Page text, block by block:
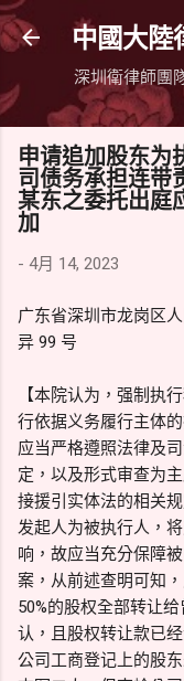
中國大陸
深圳衛律師團
申请追加股东为
司债务承担连带
某东之委托出庭
加
- 4月 14, 2023
广东省深圳市龙岗区
异 99 号
【本院认为，强制执
行依据义务履行主体
应当严格遵照法律及
定，以及形式审查为
接援引实体法的相关
发起人为被执行人，
响，故应当充分保障
案，从前述查明可知
50%的股权全部转让
认，且股权转让款已
公司工商登记上的股